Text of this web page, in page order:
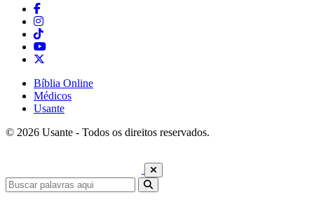
Bíblia Online
Médicos
Usante
© 2026 Usante - Todos os direitos reservados.